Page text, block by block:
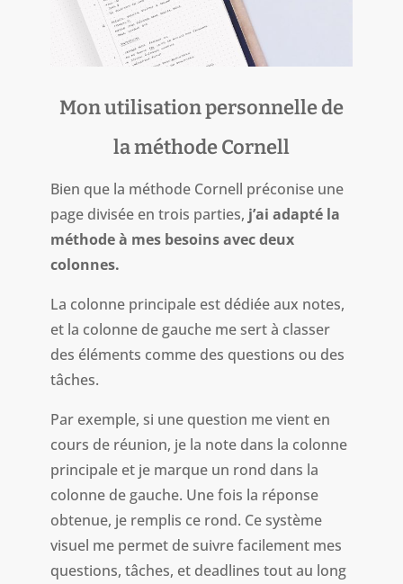
Mon utilisation personnelle de
la méthode Cornell
Bien que la méthode Cornell préconise une
page divisée en trois parties, j’ai adapté la
méthode à mes besoins avec deux
colonnes.
La colonne principale est dédiée aux notes,
et la colonne de gauche me sert à classer
des éléments comme des questions ou des
tâches.
Par exemple, si une question me vient en
cours de réunion, je la note dans la colonne
principale et je marque un rond dans la
colonne de gauche. Une fois la réponse
obtenue, je remplis ce rond. Ce système
visuel me permet de suivre facilement mes
questions, tâches, et deadlines tout au long